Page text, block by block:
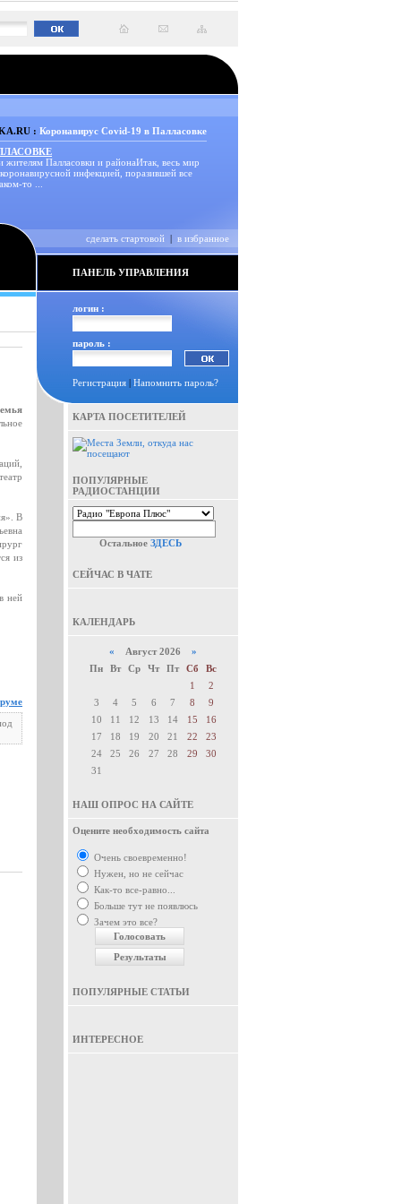
: Коронавирус Covid-19 в Палласовке
Палласовки и районаИтак, весь мир
инфекцией, поразившей все
то ...
сделать стартовой | в избранное
ПАНЕЛЬ УПРАВЛЕНИЯ
В
из
ней
логин :
пароль :
Регистрация | Напомнить пароль?
КАРТА ПОСЕТИТЕЛЕЙ
ПОПУЛЯРНЫЕ
РАДИОСТАНЦИИ
Остальное ЗДЕСЬ
СЕЙЧАС В ЧАТЕ
КАЛЕНДАРЬ
« Август 2026 »
Пн
Вт Ср Чт Пт Сб
Вс
1
2
3
4 5 6 7 8
9
10
11 12 13 14 15
16
17
18 19 20 21 22
23
24
25 26 27 28 29
30
31
НАШ ОПРОС НА САЙТЕ
Оцените необходимость сайта
Очень своевременно!
Нужен, но не сейчас
Как-то все-равно...
Больше тут не появлюсь
Зачем это все?
ПОПУЛЯРНЫЕ СТАТЬИ
ИНТЕРЕСНОЕ